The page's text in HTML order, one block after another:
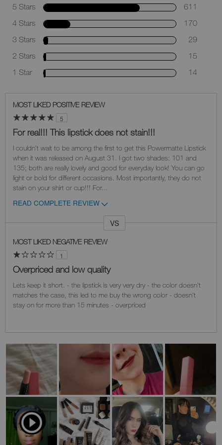
5 Stars
611
4 Stars
170
3 Stars
29
2 Stars
15
1 Star
14
MOST LIKED POSITIVE REVIEW
5
For real!!! This lipstick does not stain!!!
I couldn't wait to be among the first to get this Powermatte Lipstick
when it was released on August 31. I got two shades: 101 and
135; both are really lovely and good for everyday look! You can go
light or bold for different occasions. Most importantly, they do not
stain on your shirt or cup!!! For...
READ COMPLETE REVIEW
VS
MOST LIKED NEGATIVE REVIEW
1
Overpriced and low quality
Lets keep it short. - the lipstick is very very dry - the color doesn't
matches the case, this led to me buy the wrong color - doesn't
stay on for more than 15 minutes - overpriced